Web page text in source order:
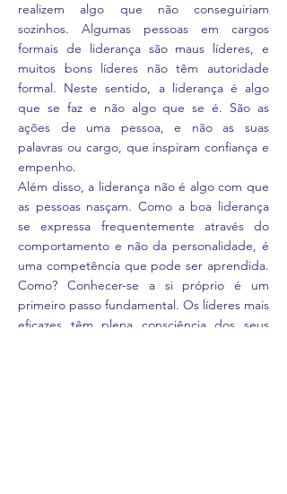
realizem algo que não conseguiriam
sozinhos. Algumas pessoas em cargos
formais de liderança são maus líderes, e
muitos bons líderes não têm autoridade
formal. Neste sentido, a liderança é algo
que se faz e não algo que se é. São as
ações de uma pessoa, e não as suas
palavras ou cargo, que inspiram confiança e
empenho.
Além disso, a liderança não é algo com que
as pessoas nasçam. Como a boa liderança
se expressa frequentemente através do
comportamento e não da personalidade, é
uma competência que pode ser aprendida.
Como? Conhecer-se a si próprio é um
primeiro passo fundamental. Os líderes mais
eficazes têm plena consciência dos seus